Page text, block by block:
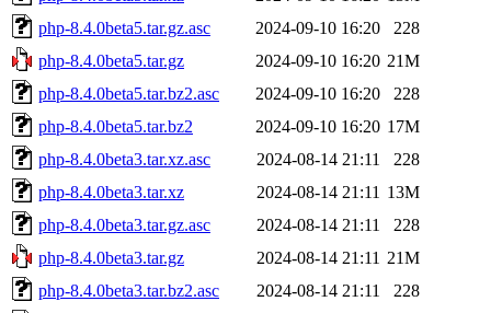
php-8.4.0beta5.tar.gz.asc
2024-09-10 16:20
228
php-8.4.0beta5.tar.gz
2024-09-10 16:20 21M
php-8.4.0beta5.tar.bz2.asc
2024-09-10 16:20
228
php-8.4.0beta5.tar.bz2
2024-09-10 16:20 17M
php-8.4.0beta3.tar.xz.asc
2024-08-14 21:11
228
php-8.4.0beta3.tar.xz
2024-08-14 21:11 13M
php-8.4.0beta3.tar.gz.asc
2024-08-14 21:11
228
php-8.4.0beta3.tar.gz
2024-08-14 21:11 21M
php-8.4.0beta3.tar.bz2.asc
2024-08-14 21:11 228